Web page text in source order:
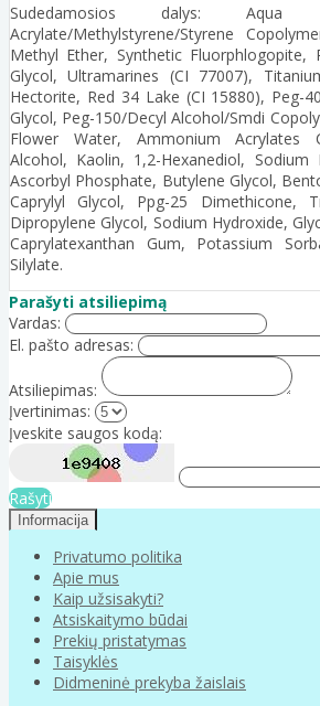
Sudedamosios dalys: Aqua
Acrylate/Methylstyrene/Styrene
Methyl Ether, Synthetic Fluorphlogopite,
Glycol, Ultramarines (CI 77007),
Hectorite, Red 34 Lake (CI 15880), Peg-
Glycol, Peg-150/Decyl Alcohol/Smdi
Flower Water, Ammonium Acrylates
Alcohol, Kaolin, 1,2-Hexanediol, Sodium
Ascorbyl Phosphate, Butylene Glycol,
Caprylyl Glycol, Ppg-25 Dimethicone,
Dipropylene Glycol, Sodium Hydroxide,
Caprylatexanthan Gum, Potassium
Silylate.
Parašyti atsiliepimą
Vardas:
El. pašto adresas:
Atsiliepimas:
Įvertinimas:
Įveskite saugos kodą:
Rašyti
Informacija
Privatumo politika
Apie mus
Kaip užsisakyti?
Atsiskaitymo būdai
Prekių pristatymas
Taisyklės
Didmeninė prekyba žaislais